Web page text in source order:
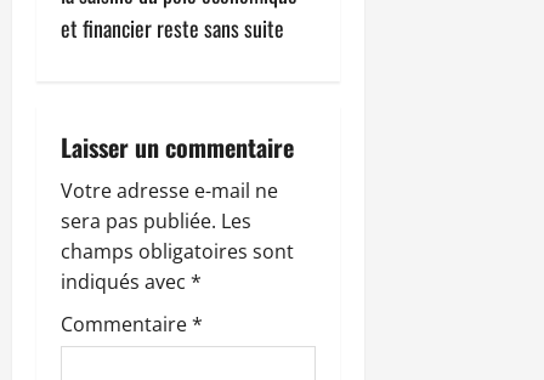
t
o
n
d
’
a
et financier reste sans suite
Laisser un commentaire
Votre adresse e-mail ne
sera pas publiée. Les
champs obligatoires sont
indiqués avec *
Commentaire*